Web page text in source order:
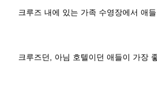
크루즈 내에 있는 가족 수영장에서 애들
크루즈던, 아님 호텔이던 애들이 가장